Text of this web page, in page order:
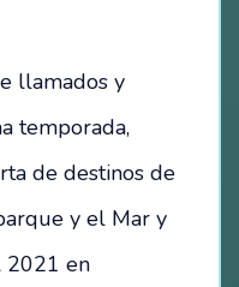
llamados y
temporada,
de destinos de
y el Mar y
2021 en